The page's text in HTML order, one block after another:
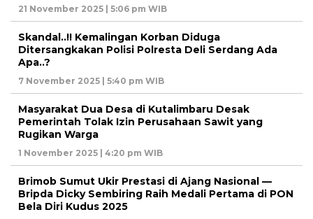
21 November 2025 | 5:06 pm WIB
Skandal..!! Kemalingan Korban Diduga
Ditersangkakan Polisi Polresta Deli Serdang Ada
Apa..?
7 November 2025 | 5:40 pm WIB
Masyarakat Dua Desa di Kutalimbaru Desak
Pemerintah Tolak Izin Perusahaan Sawit yang
Rugikan Warga
1 November 2025 | 4:20 pm WIB
Brimob Sumut Ukir Prestasi di Ajang Nasional —
Bripda Dicky Sembiring Raih Medali Pertama di PON
Bela Diri Kudus 2025